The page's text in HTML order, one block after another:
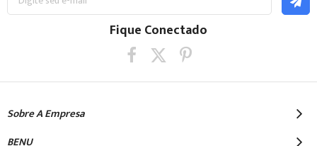
na
Fique Conectado
Sobre A Empresa
BENU